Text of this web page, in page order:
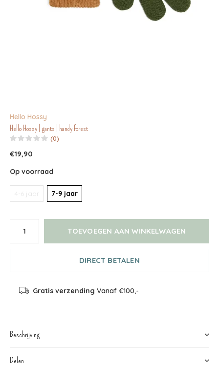
Hello Hossy
Hello Hossy | gants | handy forest
(0)
€19,90
Op voorraad
4-6 jaar 7-9 jaar
TOEVOEGEN AAN WINKELWAGEN
DIRECT BETALEN
Gratis verzending Vanaf €100,-
Beschrijving
Delen